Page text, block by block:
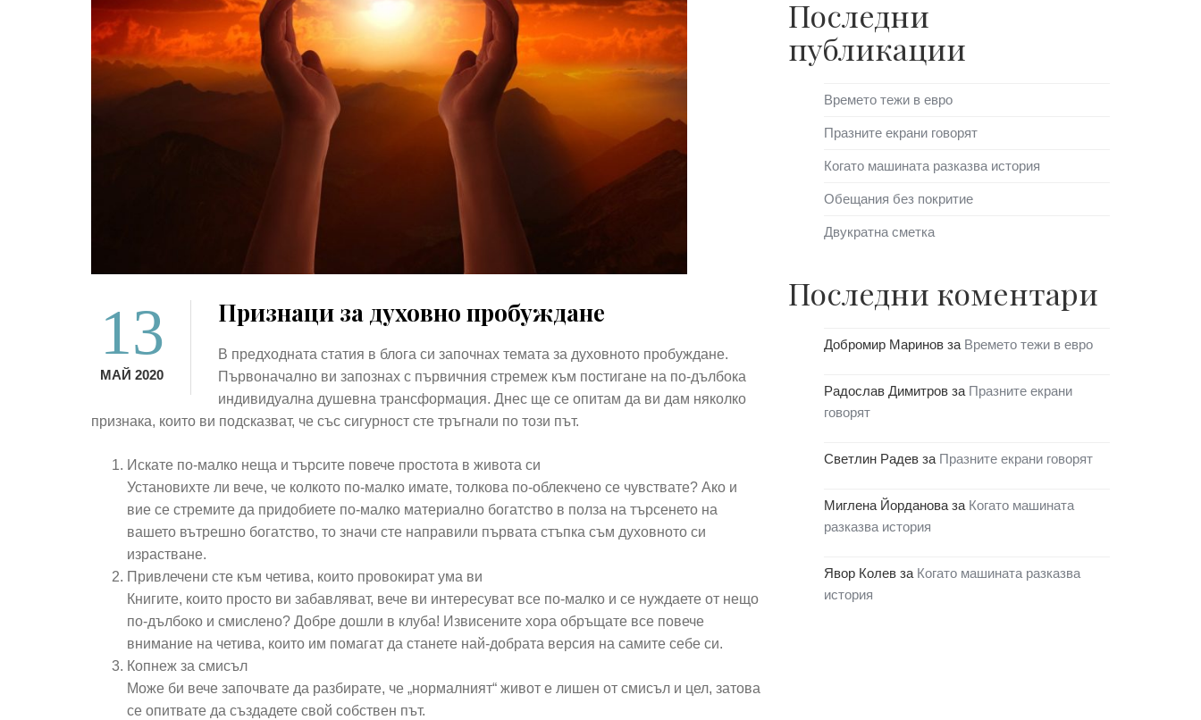
13
МАЙ 2020
Признаци за духовно пробуждане
В предходната статия в блога си започнах темата за духовното пробуждане.
Първоначално ви запознах с първичния стремеж към постигане на по-дълбока
индивидуална душевна трансформация. Днес ще се опитам да ви дам няколко
признака, които ви подсказват, че със сигурност сте тръгнали по този път.
Искате по-малко неща и търсите повече простота в живота си
Установихте ли вече, че колкото по-малко имате, толкова по-облекчено се чувствате? Ако и
вие се стремите да придобиете по-малко материално богатство в полза на търсенето на
вашето вътрешно богатство, то значи сте направили първата стъпка съм духовното си
израстване.
Привлечени сте към четива, които провокират ума ви
Книгите, които просто ви забавляват, вече ви интересуват все по-малко и се нуждаете от нещо
по-дълбоко и смислено? Добре дошли в клуба! Извисените хора обръщате все повече
внимание на четива, които им помагат да станете най-добрата версия на самите себе си.
Копнеж за смисъл
Може би вече започвате да разбирате, че „нормалният“ живот е лишен от смисъл и цел, затова
се опитвате да създадете свой собствен път.
Последни
публикации
Времето тежи в евро
Празните екрани говорят
Когато машината разказва история
Обещания без покритие
Двукратна сметка
Последни коментари
Добромир Маринов за Времето тежи в евро
Радослав Димитров за Празните екрани
говорят
Светлин Радев за Празните екрани говорят
Миглена Йорданова за Когато машината
разказва история
Явор Колев за Когато машината разказва
история